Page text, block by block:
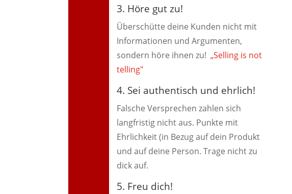
3. Höre gut zu!
Überschütte deine Kunden nicht mit
Informationen und Argumenten,
sondern höre ihnen zu! „Selling is not
telling"
4. Sei authentisch und ehrlich!
Falsche Versprechen zahlen sich
langfristig nicht aus. Punkte mit
Ehrlichkeit (in Bezug auf dein Produkt
und auf deine Person. Trage nicht zu
dick auf.
5. Freu dich!